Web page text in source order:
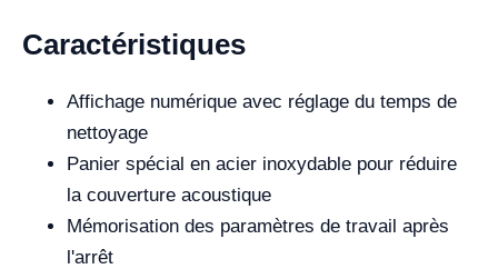
Caractéristiques
Affichage numérique avec réglage du temps de
nettoyage
Panier spécial en acier inoxydable pour réduire
la couverture acoustique
Mémorisation des paramètres de travail après
l'arrêt